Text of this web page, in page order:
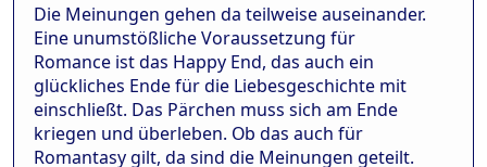
Die Meinungen gehen da teilweise auseinander.
Eine unumstößliche Voraussetzung für
Romance ist das Happy End, das auch ein
glückliches Ende für die Liebesgeschichte mit
einschließt. Das Pärchen muss sich am Ende
kriegen und überleben. Ob das auch für
Romantasy gilt, da sind die Meinungen geteilt.